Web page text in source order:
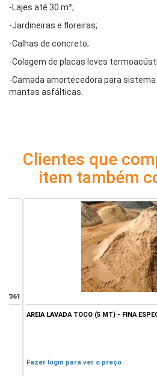
-Lajes até 30 m²;
-Jardineiras e floreiras;
-Calhas de concreto;
-Colagem de placas leves
-Camada amortecedora para
mantas asfálticas.
Clientes que
item também
AREIA LAVADA TOCO (5 MT) - FINA
Fazer login para ver o preço